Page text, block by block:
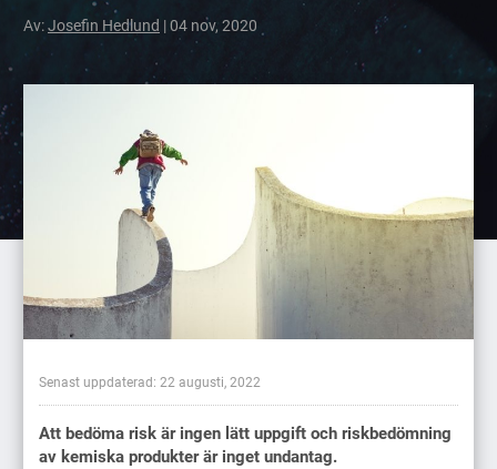
Av:Josefin Hedlund | 04 nov, 2020
Senast uppdaterad: 22 augusti, 2022
Att bedöma risk är ingen lätt uppgift och riskbedömning
av kemiska produkter är inget undantag.